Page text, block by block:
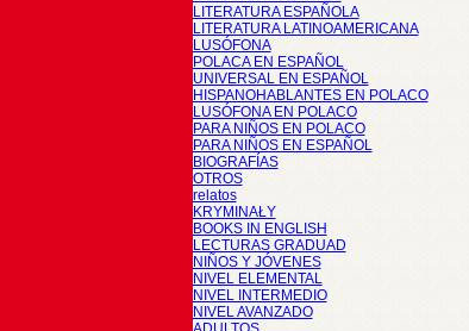
LITERATURA ESPAÑOLA
LITERATURA LATINOAMERICANA
LUSÓFONA
POLACA EN ESPAÑOL
UNIVERSAL EN ESPAÑOL
HISPANOHABLANTES EN POLACO
LUSÓFONA EN POLACO
PARA NIÑOS EN POLACO
PARA NIÑOS EN ESPAÑOL
BIOGRAFÍAS
OTROS
relatos
KRYMINAŁY
BOOKS IN ENGLISH
LECTURAS GRADUAD
NIÑOS Y JÓVENES
NIVEL ELEMENTAL
NIVEL INTERMEDIO
NIVEL AVANZADO